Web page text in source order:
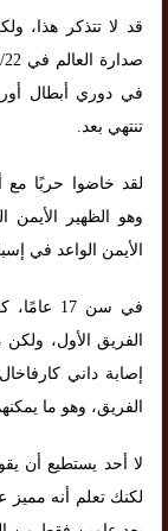
قد لا تتذكر هذا،
في دوري أبطال
تنتهي بعد.
لقد خاضوا حربًا مع
وهو الظهير
الأيمن الواعد في
في سن
الفريق الأول،
إصابة داني
الفريق، وهو ما
لا أحد يستطيع أن
لكنك تعلم أنه مميز